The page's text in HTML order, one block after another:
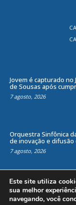
Jovem é capturado no
de Sousas após
7 agosto, 2026
Orquestra Sinfônica
de inovação e difusão
7 agosto, 2026
Todos os
Este site utiliza
sua melhor
navegando, você